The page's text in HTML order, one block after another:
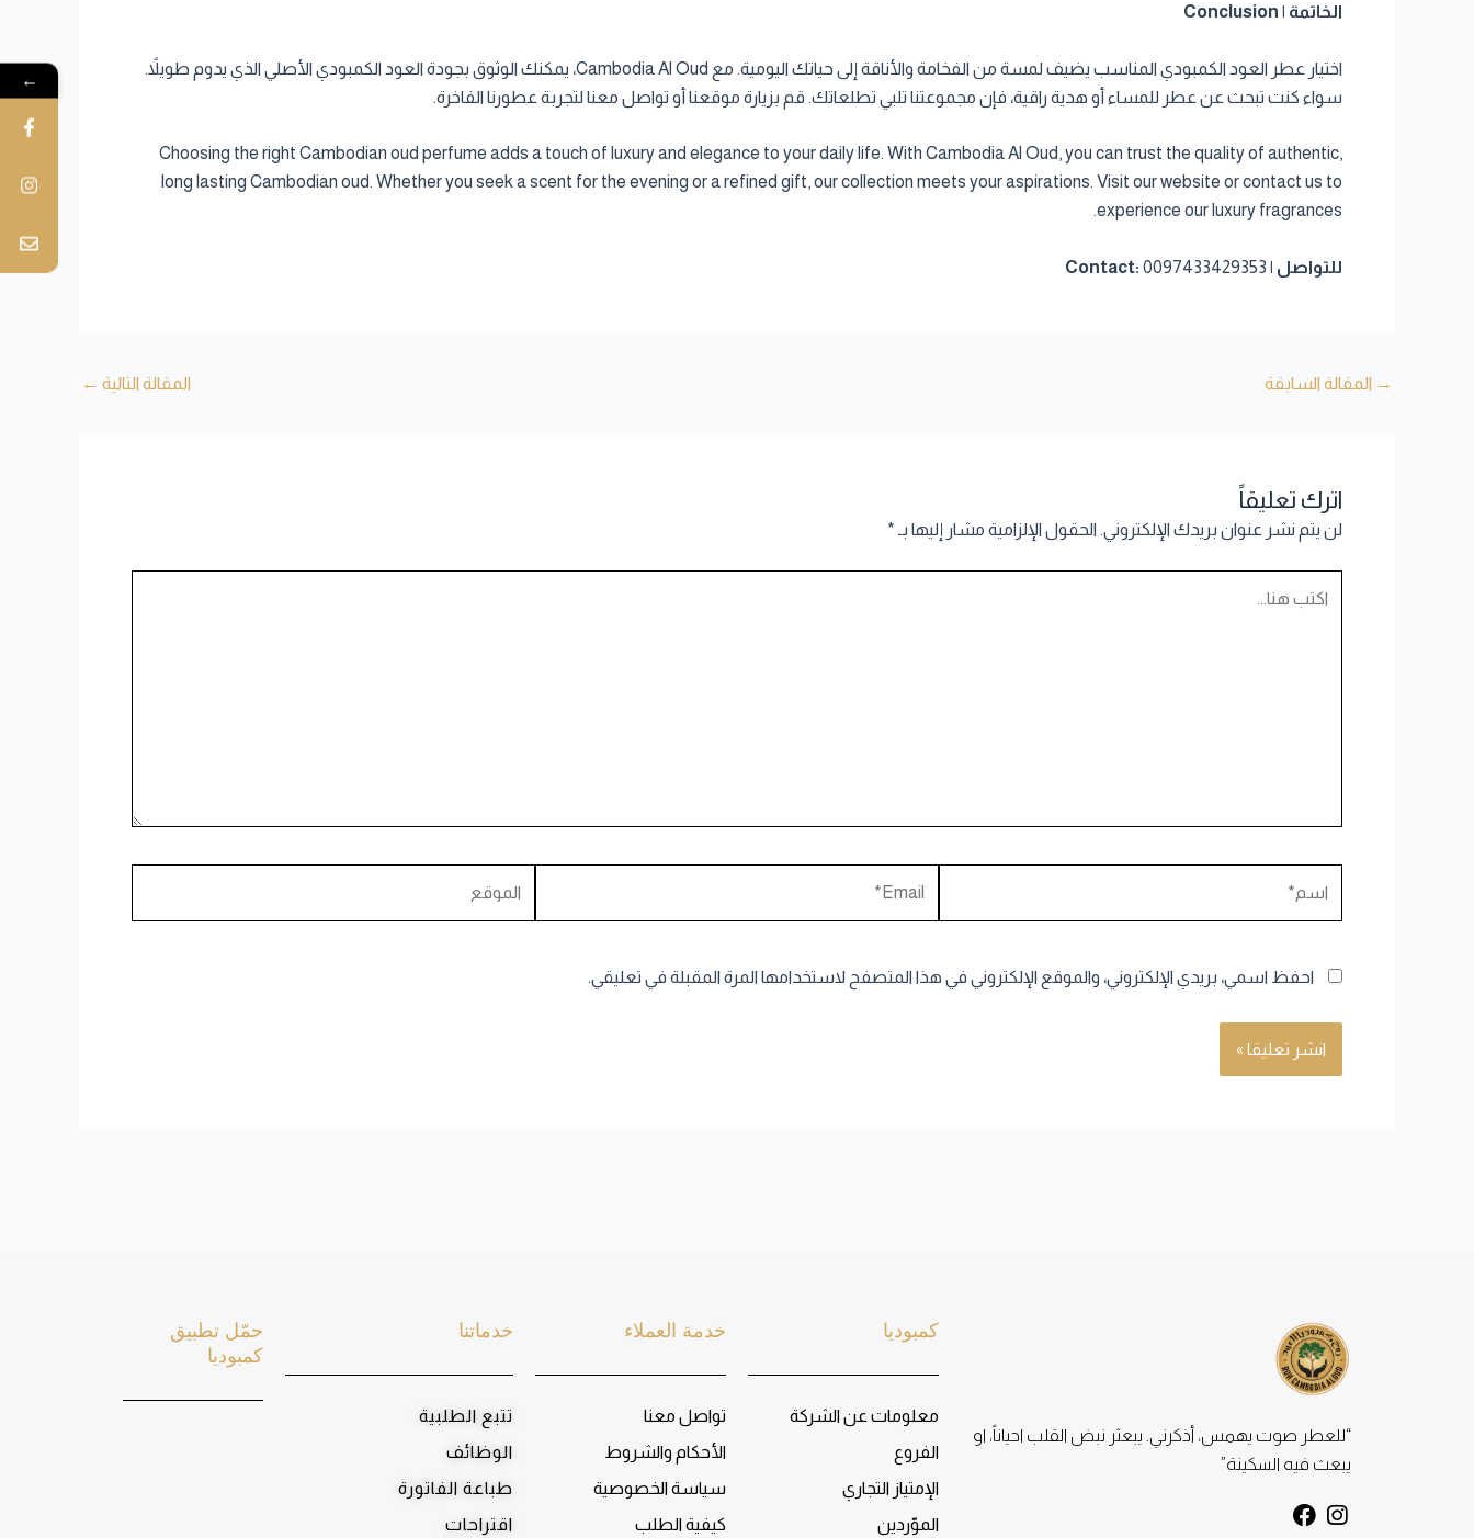
الخاتمة | Conclusion
اختيار عطر العود الكمبودي المناسب يضيف لمسة من الفخامة والأناقة إلى حياتك اليومية. مع Cambodia Al Oud، يمكنك الوثوق بجودة العود الكمبودي الأصلي الذي يدوم طويلاً.
سواء كنت تبحث عن عطر للمساء أو هدية راقية، فإن مجموعتنا تلبي تطلعاتك. قم بزيارة موقعنا أو تواصل معنا لتجربة عطورنا الفاخرة.
Choosing the right Cambodian oud perfume adds a touch of luxury and elegance to your daily life. With Cambodia Al Oud, you can trust the quality of authentic,
long lasting Cambodian oud. Whether you seek a scent for the evening or a refined gift, our collection meets your aspirations. Visit our website or contact us to
experience our luxury fragrances.
للتواصل | Contact: 0097433429353
→ المقالة السابقة المقالة التالية ←
اترك تعليقاً
لن يتم نشر عنوان بريدك الإلكتروني. الحقول الإلزامية مشار إليها بـ *
هنا...
احفظ اسمي، بريدي الإلكتروني، والموقع الإلكتروني في هذا المتصفح لاستخدامها المرة المقبلة في تعليقي.
“للعطر صوت يهمس، أذكرني. يبعثر نبض القلب احياناً، او
يبعث فيه السكينة”
I
F
كمبوديا
معلومات عن الشركة
الفروع
الإمتياز التجاري
الموّردين
خدمة العملاء
تواصل معنا
الأحكام والشروط
سياسة الخصوصية
كيفية الطلب
خدماتنا
تتبع الطلبية
الوظائف
طباعة الفاتورة
اقتراحات
حمّل تطبيق
كمبوديا
←